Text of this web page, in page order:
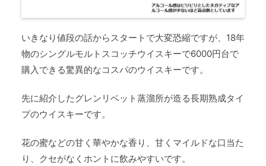
いきなり値段の話からスタートで大変恐縮ですが、18年
物のシングルモルトスコッチウイスキーで6000円台で
購入できる驚異的なコスパのウイスキーです。
先に紹介したグレンリベット蒸溜所が造る長期熟成タイ
プのウイスキーです。
花の蜜などの甘く華やかな香り、甘くマイルドな口当た
り、クセがなくホントに飲みやすいです。